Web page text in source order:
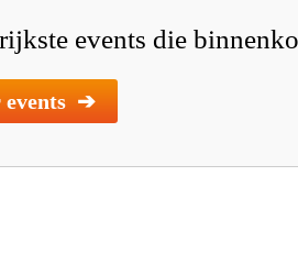
events die
events ➔